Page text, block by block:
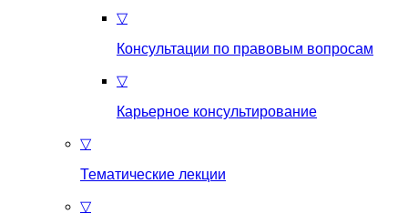
▽
Консультации по правовым вопросам
▽
Карьерное консультирование
▽
Тематические лекции
▽